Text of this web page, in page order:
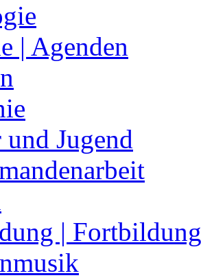
| Agenden
Jugend
| Fortbildung